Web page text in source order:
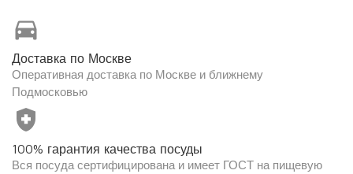
directions_car
Доставка по Москве
Оперативная доставка по Москве и ближнему
Подмосковью
health_and_safety
100% гарантия качества посуды
Вся посуда сертифицирована и имеет ГОСТ на пищевую